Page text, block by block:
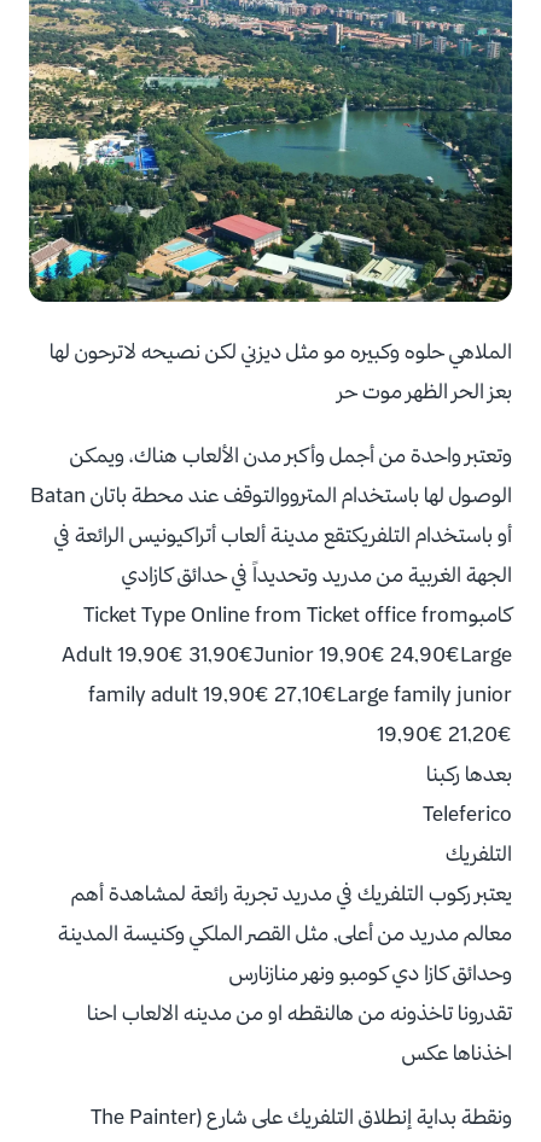
الملاهي حلوه وكبيره مو مثل ديزني لكن نصيحه لاترحون لها
بعز الحر الظهر موت حر
وتعتبر واحدة من أجمل وأكبر مدن الألعاب هناك، ويمكن
الوصول لها باستخدام المترووالتوقف عند محطة باتان Batan
أو باستخدام التلفريكتقع مدينة ألعاب أتراكيونيس الرائعة في
الجهة الغربية من مدريد وتحديداً في حدائق كازادي
كامبوTicket Type Online from Ticket office from
Adult 19,90€ 31,90€Junior 19,90€ 24,90€Large
family adult 19,90€ 27,10€Large family junior
19,90€ 21,20€
بعدها ركبنا
Teleferico
التلفريك
يعتبر ركوب التلفريك في مدريد تجربة رائعة لمشاهدة أهم
معالم مدريد من أعلى, مثل القصر الملكي وكنيسة المدينة
وحدائق كازا دي كومبو ونهر منازنارس
تقدرونا تاخذونه من هالنقطه او من مدينه الالعاب احنا
اخذناها عكس
ونقطة بداية إنطلاق التلفريك على شارع (The Painter